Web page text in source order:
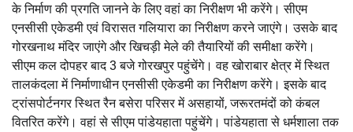
के निर्माण की प्रगति जानने के लिए वहां का निरीक्षण भी करेंगे। सीएम
एनसीसी एकेडमी एवं विरासत गलियारा का निरीक्षण करने जाएंगे। उसके बाद
गोरखनाथ मंदिर जाएंगे और खिचड़ी मेले की तैयारियों की समीक्षा करेंगे।
सीएम कल दोपहर बाद 3 बजे गोरखपुर पहुंचेंगे। वह खोराबार क्षेत्र में स्थित
तालकंदला में निर्माणाधीन एनसीसी एकेडमी का निरीक्षण करेंगे। इसके बाद
ट्रांसपोर्टनगर स्थित रैन बसेरा परिसर में असहायों, जरूरतमंदों को कंबल
वितरित करेंगे। वहां से सीएम पांडेयहाता पहुंचेंगे। पांडेयहाता से धर्मशाला तक